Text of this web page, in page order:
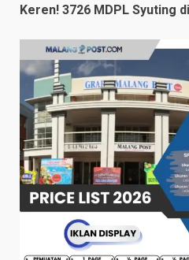
Keren! 3726 MDPL Syuting